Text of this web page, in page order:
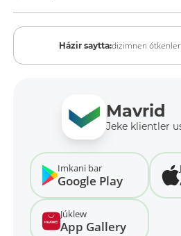
Házir saytta:dizimnen ótkenler
Mavrid
Jeke klientler
Imkani bar
Google Play
Júklew
App Gallery